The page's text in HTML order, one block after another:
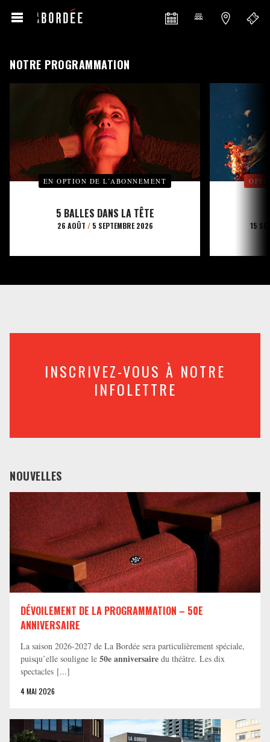
NOTRE PROGRAMMATION
EN OPTION DE L’ABONNEMENT
5 BALLES DANS LA TÊTE
26 AOÛT /5 SEPTEMBRE 2026 15
INSCRIVEZ-VOUS À NOTRE
INFOLETTRE
NOUVELLES
DÉVOILEMENT DE LA PROGRAMMATION – 50E
ANNIVERSAIRE
La saison 2026-2027 de La Bordée sera particulièrement spéciale,
puisqu’elle souligne le 50e anniversaire du théâtre. Les dix
spectacles [...]
4 MAI 2026